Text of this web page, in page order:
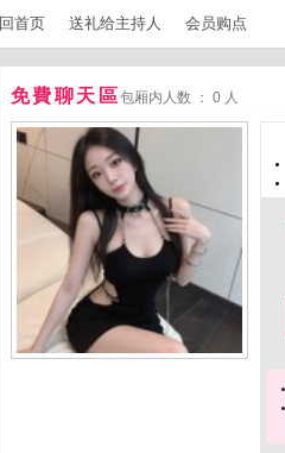
回首页 送礼给主持人 会员购点
免費聊天區包厢内人数 ： 0 人